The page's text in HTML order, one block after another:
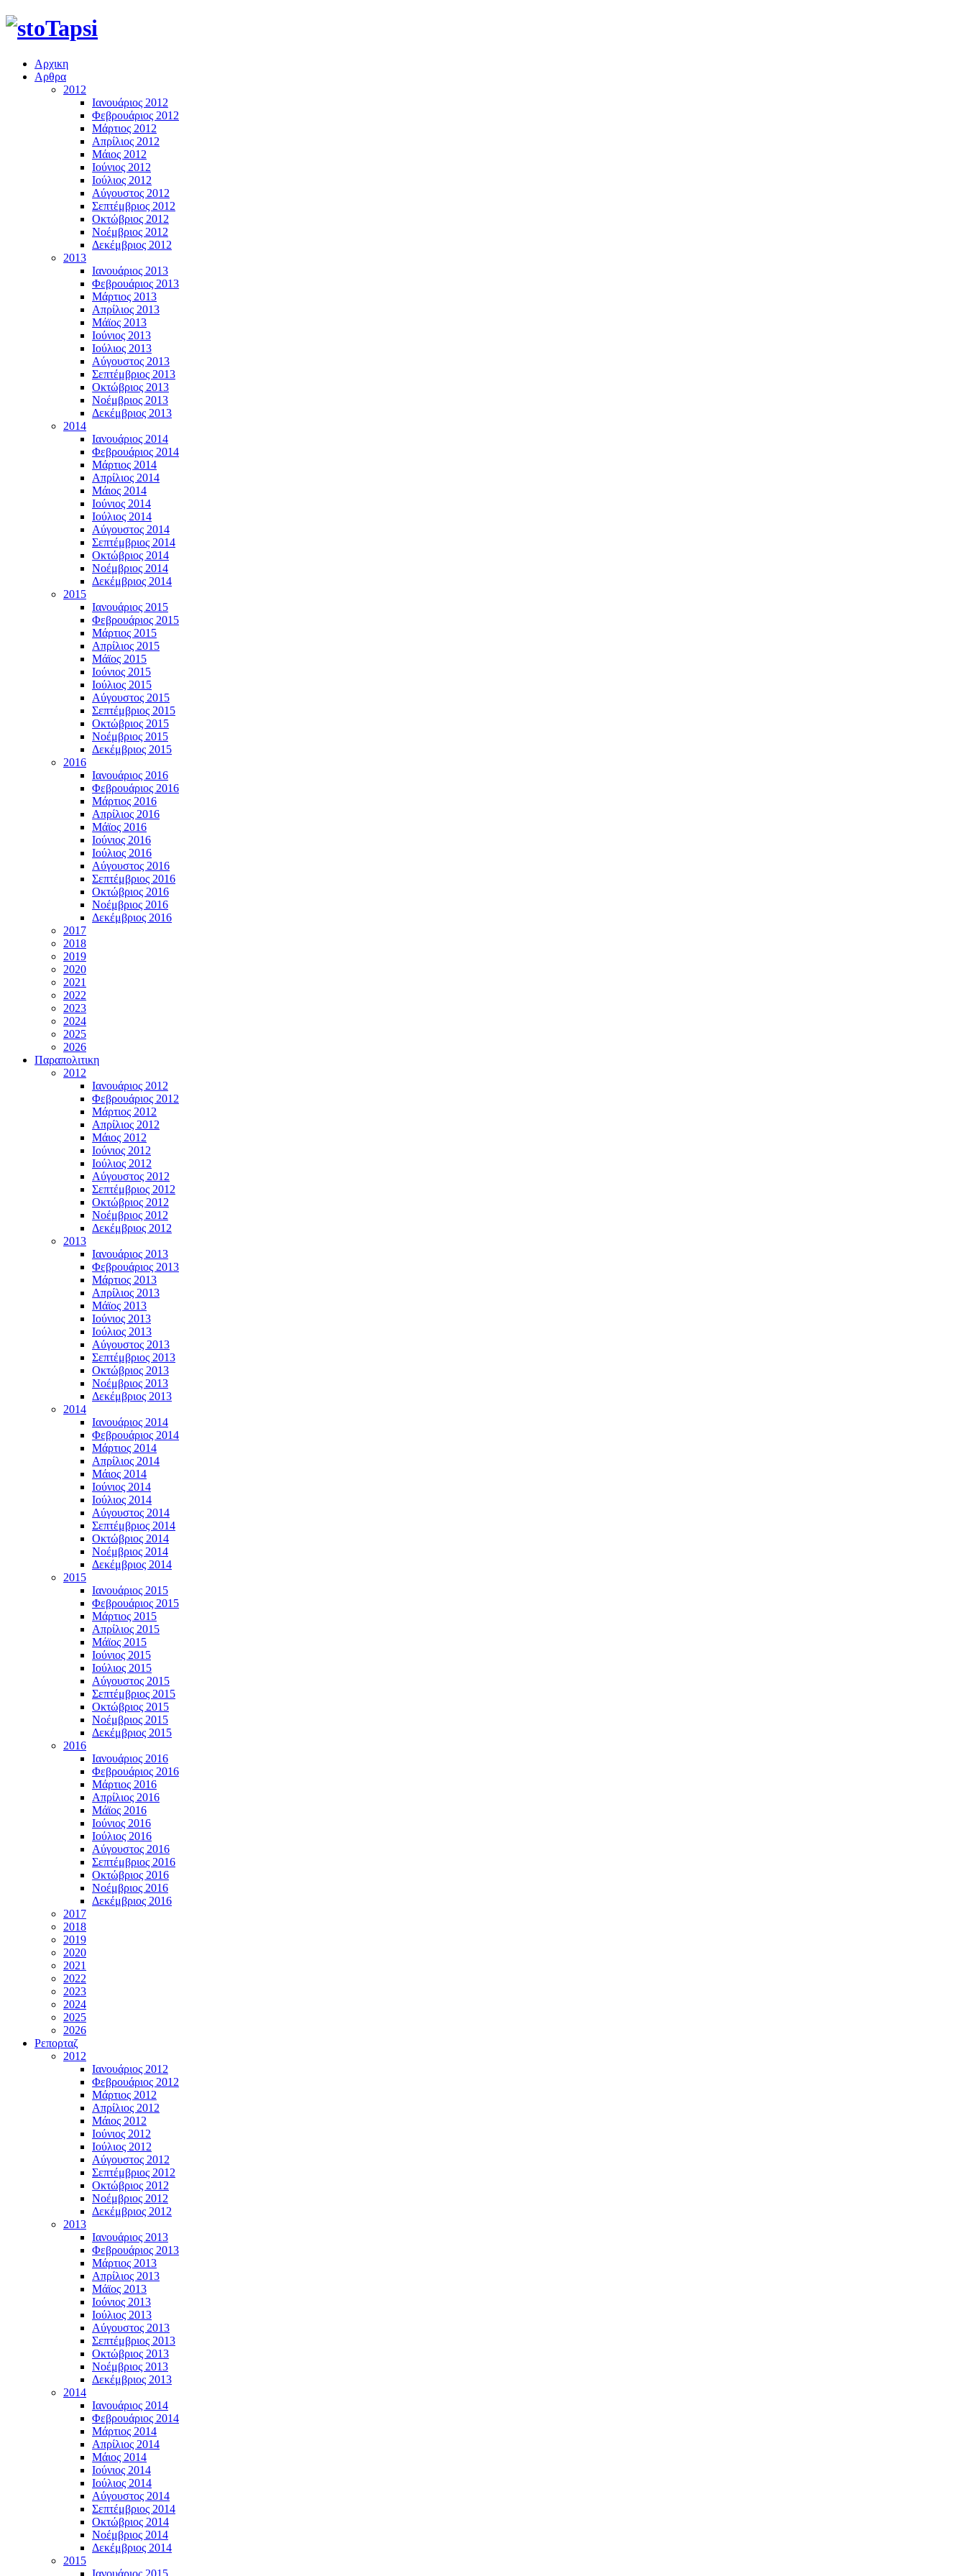
Αρχικη
Αρθρα
2012
Ιανουάριος 2012
Φεβρουάριος 2012
Μάρτιος 2012
Απρίλιος 2012
Μάιος 2012
Ιούνιος 2012
Ιούλιος 2012
Αύγουστος 2012
Σεπτέμβριος 2012
Οκτώβριος 2012
Νοέμβριος 2012
Δεκέμβριος 2012
2013
Ιανουάριος 2013
Φεβρουάριος 2013
Μάρτιος 2013
Απρίλιος 2013
Μάϊος 2013
Ιούνιος 2013
Ιούλιος 2013
Αύγουστος 2013
Σεπτέμβριος 2013
Οκτώβριος 2013
Νοέμβριος 2013
Δεκέμβριος 2013
2014
Ιανουάριος 2014
Φεβρουάριος 2014
Μάρτιος 2014
Απρίλιος 2014
Μάιος 2014
Ιούνιος 2014
Ιούλιος 2014
Αύγουστος 2014
Σεπτέμβριος 2014
Οκτώβριος 2014
Νοέμβριος 2014
Δεκέμβριος 2014
2015
Ιανουάριος 2015
Φεβρουάριος 2015
Μάρτιος 2015
Απρίλιος 2015
Μάϊος 2015
Ιούνιος 2015
Ιούλιος 2015
Αύγουστος 2015
Σεπτέμβριος 2015
Οκτώβριος 2015
Νοέμβριος 2015
Δεκέμβριος 2015
2016
Ιανουάριος 2016
Φεβρουάριος 2016
Μάρτιος 2016
Απρίλιος 2016
Μάϊος 2016
Ιούνιος 2016
Ιούλιος 2016
Αύγουστος 2016
Σεπτέμβριος 2016
Οκτώβριος 2016
Νοέμβριος 2016
Δεκέμβριος 2016
2017
2018
2019
2020
2021
2022
2023
2024
2025
2026
Παραπολιτικη
2012
Ιανουάριος 2012
Φεβρουάριος 2012
Μάρτιος 2012
Απρίλιος 2012
Μάιος 2012
Ιούνιος 2012
Ιούλιος 2012
Αύγουστος 2012
Σεπτέμβριος 2012
Οκτώβριος 2012
Νοέμβριος 2012
Δεκέμβριος 2012
2013
Ιανουάριος 2013
Φεβρουάριος 2013
Μάρτιος 2013
Απρίλιος 2013
Μάϊος 2013
Ιούνιος 2013
Ιούλιος 2013
Αύγουστος 2013
Σεπτέμβριος 2013
Οκτώβριος 2013
Νοέμβριος 2013
Δεκέμβριος 2013
2014
Ιανουάριος 2014
Φεβρουάριος 2014
Μάρτιος 2014
Απρίλιος 2014
Μάιος 2014
Ιούνιος 2014
Ιούλιος 2014
Αύγουστος 2014
Σεπτέμβριος 2014
Οκτώβριος 2014
Νοέμβριος 2014
Δεκέμβριος 2014
2015
Ιανουάριος 2015
Φεβρουάριος 2015
Μάρτιος 2015
Απρίλιος 2015
Μάϊος 2015
Ιούνιος 2015
Ιούλιος 2015
Αύγουστος 2015
Σεπτέμβριος 2015
Οκτώβριος 2015
Νοέμβριος 2015
Δεκέμβριος 2015
2016
Ιανουάριος 2016
Φεβρουάριος 2016
Μάρτιος 2016
Απρίλιος 2016
Μάϊος 2016
Ιούνιος 2016
Ιούλιος 2016
Αύγουστος 2016
Σεπτέμβριος 2016
Οκτώβριος 2016
Νοέμβριος 2016
Δεκέμβριος 2016
2017
2018
2019
2020
2021
2022
2023
2024
2025
2026
Ρεπορταζ
2012
Ιανουάριος 2012
Φεβρουάριος 2012
Μάρτιος 2012
Απρίλιος 2012
Μάιος 2012
Ιούνιος 2012
Ιούλιος 2012
Αύγουστος 2012
Σεπτέμβριος 2012
Οκτώβριος 2012
Νοέμβριος 2012
Δεκέμβριος 2012
2013
Ιανουάριος 2013
Φεβρουάριος 2013
Μάρτιος 2013
Απρίλιος 2013
Μάϊος 2013
Ιούνιος 2013
Ιούλιος 2013
Αύγουστος 2013
Σεπτέμβριος 2013
Οκτώβριος 2013
Νοέμβριος 2013
Δεκέμβριος 2013
2014
Ιανουάριος 2014
Φεβρουάριος 2014
Μάρτιος 2014
Απρίλιος 2014
Μάιος 2014
Ιούνιος 2014
Ιούλιος 2014
Αύγουστος 2014
Σεπτέμβριος 2014
Οκτώβριος 2014
Νοέμβριος 2014
Δεκέμβριος 2014
2015
Ιανουάριος 2015